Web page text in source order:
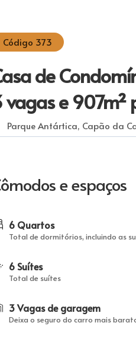
Código 373
de
vagas e 907m²
Parque Antártica, Capão da
e espaços
6 Quartos
Total de dormitórios, incluindo as
6 Suítes
Total de suítes
3 Vagas de garagem
Deixa o seguro do carro mais